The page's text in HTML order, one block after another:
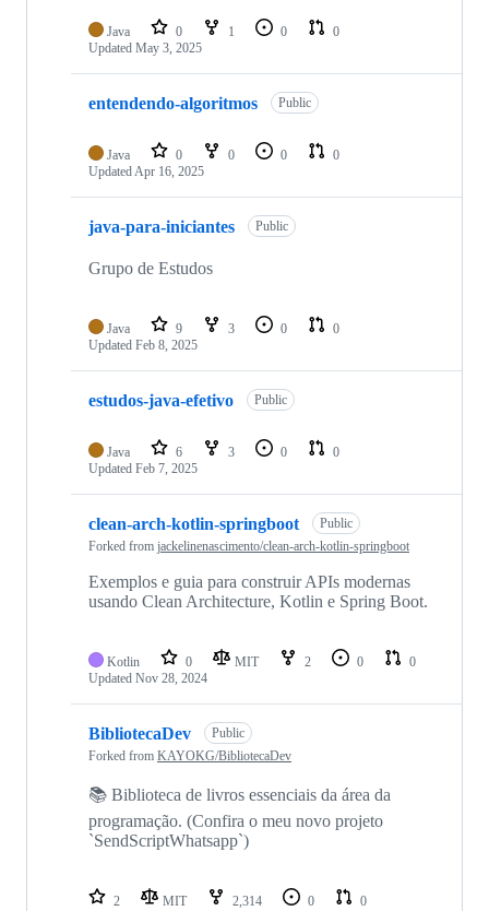
Java 0 1 0
0
Updated May 3, 2025
entendendo-algoritmos Public
Java 0 0 0
0
UpdatedApr 16, 2025
java-para-iniciantes Public
Grupo de Estudos
Java 9 3 0
0
Updated Feb 8, 2025
estudos-java-efetivo Public
Java 6 3 0
0
Updated Feb 7, 2025
clean-arch-kotlin-springboot
Public
Forked from jackelinenascimento/clean-arch-kotlin-springboot
Exemplos e guia para construir APIs modernas
usando Clean Architecture, Kotlin e Spring Boot.
Kotlin 0 MIT 2 0
0
Updated Nov 28, 2024
BibliotecaDev
Public
Forked from KAYOKG/BibliotecaDev
📚 Biblioteca de livros essenciais da área da
programação. (Confira o meu novo projeto
`SendScriptWhatsapp`)
2 MIT 2,314 0
0